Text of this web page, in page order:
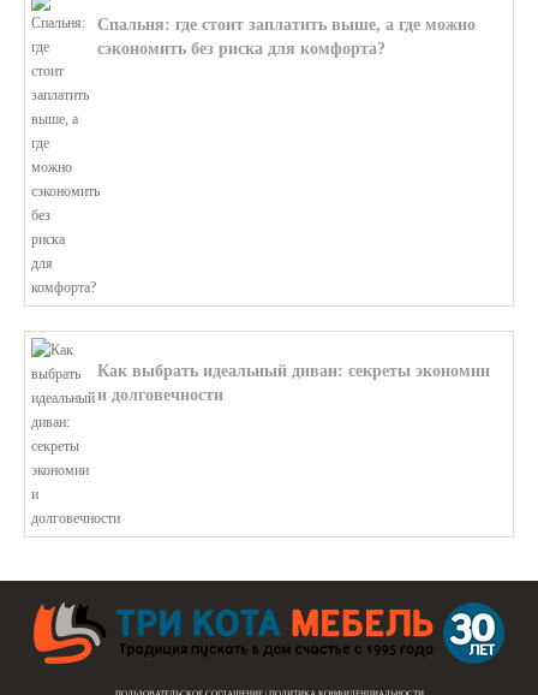
Спальня: где стоит заплатить выше, а где можно
сэкономить без риска для комфорта?
Как выбрать идеальный диван: секреты экономии
и долговечности